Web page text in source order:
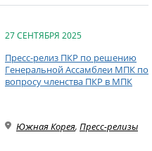
27 СЕНТЯБРЯ 2025
Пресс-релиз ПКР по решению
Генеральной Ассамблеи МПК по
вопросу членства ПКР в МПК
Южная Корея, Пресс-релизы